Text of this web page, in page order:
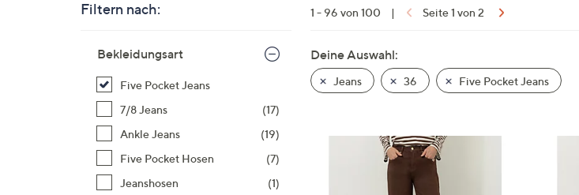
und
unten
oder
wischen
Touch-
Geräten
Filtern nach:
Produktliste
Bekleidungsart
Five Pocket Jeans
7/8 Jeans
(17)
Ankle Jeans
(19)
Five Pocket Hosen
(7)
Jeanshosen
(1)
1 - 96 von 100 | Seite 1 von 2
Deine Auswahl:
Jeans 36 Five Pocket Jeans